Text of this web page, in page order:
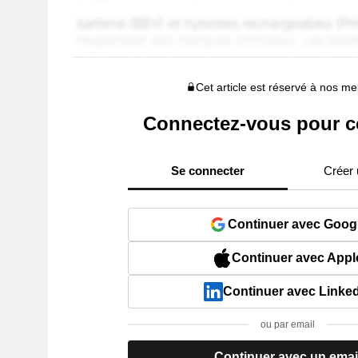
Cet article est réservé à nos
Connectez-vous pour
Se connecter Créer
Continuer avec
Continuer avec
Continuer avec
ou par email